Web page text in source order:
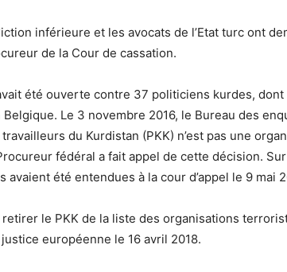
inférieure et les avocats de l’Etat turc ont
de la Cour de cassation.
été ouverte contre 37 politiciens kurdes,
Le 3 novembre 2016, le Bureau des
du Kurdistan (PKK) n’est pas une
fédéral a fait appel de cette décision.
été entendues à la cour d’appel le 9 mai
le PKK de la liste des organisations
européenne le 16 avril 2018.